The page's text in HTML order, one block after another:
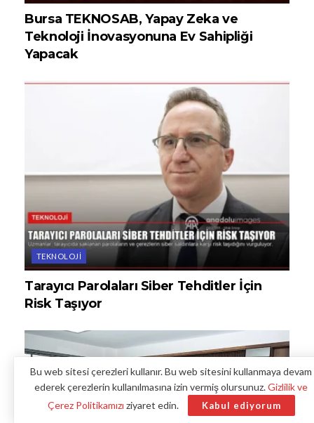
Bursa TEKNOSAB, Yapay Zeka ve
Teknoloji İnovasyonuna Ev Sahipliği
Yapacak
TEKNOLOJI
Tarayıcı Parolaları Siber Tehditler İçin
Risk Taşıyor
Bu web sitesi çerezleri kullanır. Bu web sitesini kullanmaya devam
ederek çerezlerin kullanılmasına izin vermiş olursunuz.Gizlilik ve
Çerez Politikamızı ziyaret edin. Kabul ediyorum